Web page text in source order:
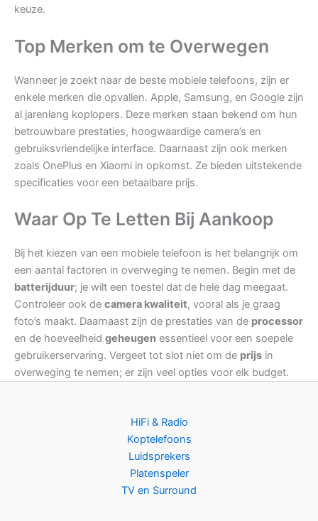
keuze.
Top Merken om te Overwegen
Wanneer je zoekt naar de beste mobiele telefoons, zijn er
enkele merken die opvallen. Apple, Samsung, en Google zijn
al jarenlang koplopers. Deze merken staan bekend om hun
betrouwbare prestaties, hoogwaardige camera’s en
gebruiksvriendelijke interface. Daarnaast zijn ook merken
zoals OnePlus en Xiaomi in opkomst. Ze bieden uitstekende
specificaties voor een betaalbare prijs.
Waar Op Te Letten Bij Aankoop
Bij het kiezen van een mobiele telefoon is het belangrijk om
een aantal factoren in overweging te nemen. Begin met de
batterijduur; je wilt een toestel dat de hele dag meegaat.
Controleer ook de camera kwaliteit, vooral als je graag
foto’s maakt. Daarnaast zijn de prestaties van de processor
en de hoeveelheid geheugen essentieel voor een soepele
gebruikerservaring. Vergeet tot slot niet om de prijs in
overweging te nemen; er zijn veel opties voor elk budget.
HiFi & Radio
Koptelefoons
Luidsprekers
Platenspeler
TV en Surround